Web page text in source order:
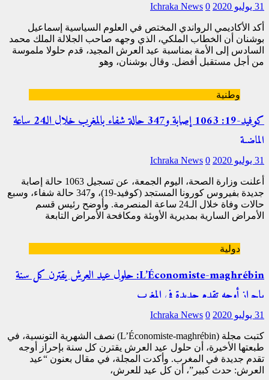
31 يوليو 2020 Ichraka News 0
أكد الأكاديمي الرواندي المختص في العلوم السياسية إسماعيل
بوشنان أن الخطاب الملكي، الذي وجهه صاحب الجلالة الملك محمد
السادس إلى الأمة بمناسبة عيد العرش المجيد، قدم حلولا ملموسة
من أجل مستقبل أفضل. وقال بوشنان، وهو
وطنية
كوفيد-19: 1063 إصابة و347 حالة شفاء بالمغرب خلال الـ24 ساعة
الماضية
31 يوليو 2020 Ichraka News 0
أعلنت وزارة الصحة، اليوم الجمعة، عن تسجيل 1063 حالة إصابة
جديدة بفيروس كورونا المستجد (كوفيد-19)، و347 حالة شفاء، وسبع
حالات وفاة خلال الـ24 ساعة المنصرمة. وأوضح رئيس قسم
الأمراض السارية بمديرية الأوبئة ومكافحة الأمراض التابعة
دولية
L’Économiste-maghrébin: حلول عيد العرش يقترن كل سنة
بإحراز أوجه تقدم جديدة في المغرب
31 يوليو 2020 Ichraka News 0
كتبت مجلة (L’Économiste-maghrébin) نصف الشهرية التونسية، في
طبعتها الأخيرة، أن حلول عيد العرش يقترن كل سنة بإحراز أوجه
تقدم جديدة في المغرب. وأكدت المجلة، في مقال بعنون “عيد
العرش: حدث كبير”، أن كل عيد للعرش،